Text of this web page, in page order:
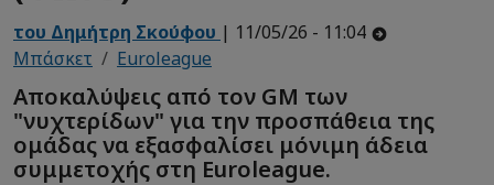
του Δημήτρη Σκούφου | 11/05/26 - 11:04
Μπάσκετ
Euroleague
Αποκαλύψεις από τον GM των
"νυχτερίδων" για την προσπάθεια της
ομάδας να εξασφαλίσει μόνιμη άδεια
συμμετοχής στη Euroleague.